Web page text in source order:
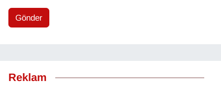
Gönder
Reklam